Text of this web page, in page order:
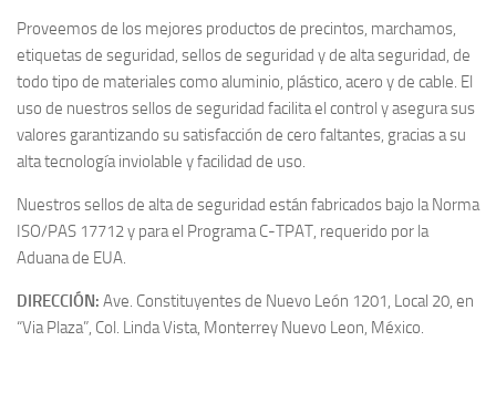
Proveemos de los mejores productos de precintos, marchamos,
etiquetas de seguridad, sellos de seguridad y de alta seguridad, de
todo tipo de materiales como aluminio, plástico, acero y de cable. El
uso de nuestros sellos de seguridad facilita el control y asegura sus
valores garantizando su satisfacción de cero faltantes, gracias a su
alta tecnología inviolable y facilidad de uso.
Nuestros sellos de alta de seguridad están fabricados bajo la Norma
ISO/PAS 17712 y para el Programa C-TPAT, requerido por la
Aduana de EUA.
DIRECCIÓN: Ave. Constituyentes de Nuevo León 1201, Local 20, en
“Via Plaza”, Col. Linda Vista, Monterrey Nuevo Leon, México.